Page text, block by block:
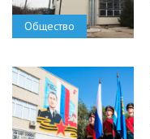
Общество